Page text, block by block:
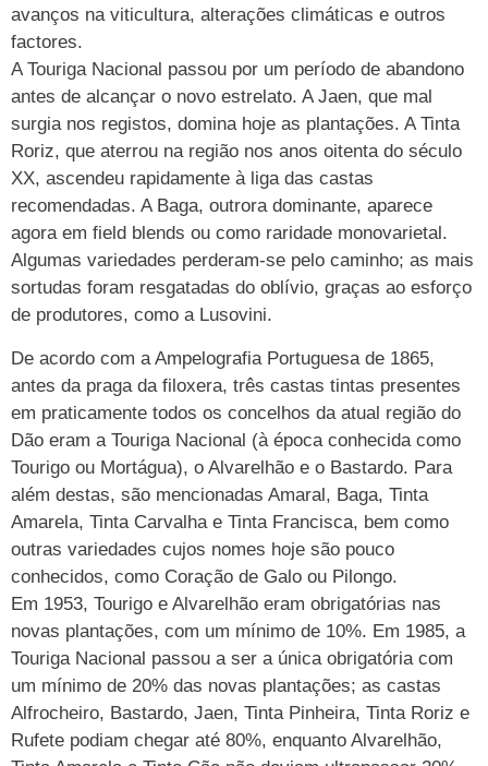
avanços na viticultura, alterações climáticas e outros
factores.
A Touriga Nacional passou por um período de abandono
antes de alcançar o novo estrelato. A Jaen, que mal
surgia nos registos, domina hoje as plantações. A Tinta
Roriz, que aterrou na região nos anos oitenta do século
XX, ascendeu rapidamente à liga das castas
recomendadas. A Baga, outrora dominante, aparece
agora em field blends ou como raridade monovarietal.
Algumas variedades perderam-se pelo caminho; as mais
sortudas foram resgatadas do oblívio, graças ao esforço
de produtores, como a Lusovini.
De acordo com a Ampelografia Portuguesa de 1865,
antes da praga da filoxera, três castas tintas presentes
em praticamente todos os concelhos da atual região do
Dão eram a Touriga Nacional (à época conhecida como
Tourigo ou Mortágua), o Alvarelhão e o Bastardo. Para
além destas, são mencionadas Amaral, Baga, Tinta
Amarela, Tinta Carvalha e Tinta Francisca, bem como
outras variedades cujos nomes hoje são pouco
conhecidos, como Coração de Galo ou Pilongo.
Em 1953, Tourigo e Alvarelhão eram obrigatórias nas
novas plantações, com um mínimo de 10%. Em 1985, a
Touriga Nacional passou a ser a única obrigatória com
um mínimo de 20% das novas plantações; as castas
Alfrocheiro, Bastardo, Jaen, Tinta Pinheira, Tinta Roriz e
Rufete podiam chegar até 80%, enquanto Alvarelhão,